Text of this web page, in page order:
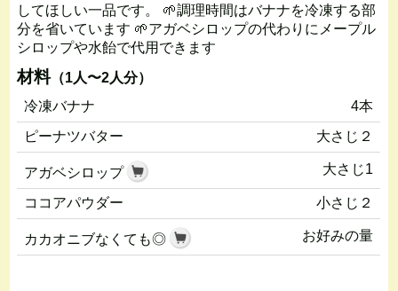
してほしい一品です。 🌱調理時間はバナナを冷凍する部
分を省いています 🌱アガベシロップの代わりにメープル
シロップや水飴で代用できます
材料（1人〜2人分）
冷凍バナナ
4本
ピーナツバター
大さじ２
アガベシロップ 大さじ1
ココアパウダー 小さじ２
カカオニブなくても◎ お好みの量